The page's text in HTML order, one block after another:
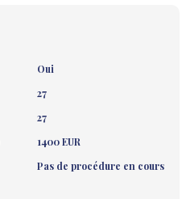
Oui
27
27
1400 EUR
Pas de procédure en cours